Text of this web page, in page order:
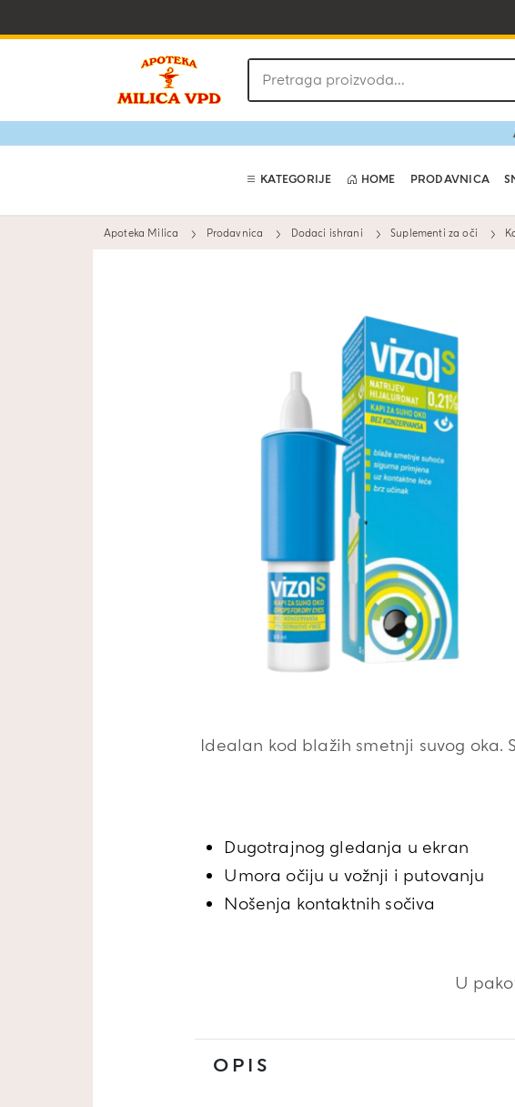
Pretraga
proizvoda
KATEGORIJE HOME PRODAVNICA
Apoteka Milica Prodavnica Dodaci ishrani Suplementi za oči
Idealan kod blažih smetnji suvog
Dugotrajnog gledanja u ekran
Umora očiju u vožnji i putovanju
Nošenja kontaktnih sočiva
U
OPIS